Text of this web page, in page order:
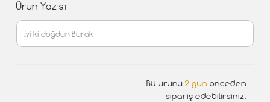
Ürün Yazısı
Bu ürünü 2 gün önceden
sipariş edebilirsiniz.